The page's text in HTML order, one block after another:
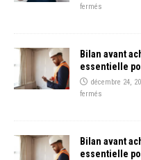
fermés
Bilan avant
essentielle
décembre 24,
fermés
Bilan avant
essentielle